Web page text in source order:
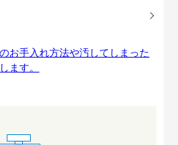
お手入れ方法や汚してしまった
ます。